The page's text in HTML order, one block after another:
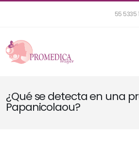
55 5335
¿Qué se detecta en una
Papanicolaou?